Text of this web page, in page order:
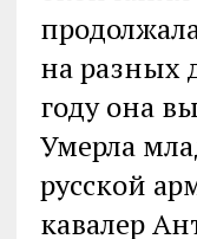
на разных
году она
Умерла
русской
кавалер